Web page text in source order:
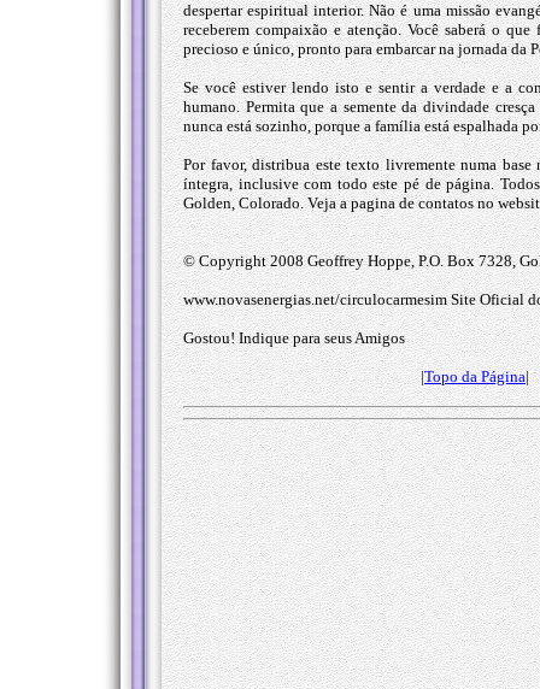
despertar espiritual interior. Não é uma missão
receberem compaixão e atenção. Você saberá o
precioso e único, pronto para embarcar na jornada da
Se você estiver lendo isto e sentir a verdade e a
humano. Permita que a semente da divindade
nunca está sozinho, porque a família está espalhada
Por favor, distribua este texto livremente numa
íntegra, inclusive com todo este pé de página.
Golden, Colorado. Veja a pagina de contatos no
© Copyright 2008 Geoffrey Hoppe, P.O. Box 7328,
www.novasenergias.net/circulocarmesim Site Oficial
Gostou! Indique para seus Amigos
|Topo da Página|